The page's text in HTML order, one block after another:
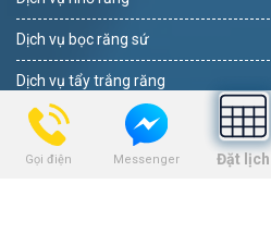
Gọi điện Messenger Đặt lịch
Dịch vụ bọc răng sứ
Dịch vụ tẩy trắng răng
Dịch vụ trám răng